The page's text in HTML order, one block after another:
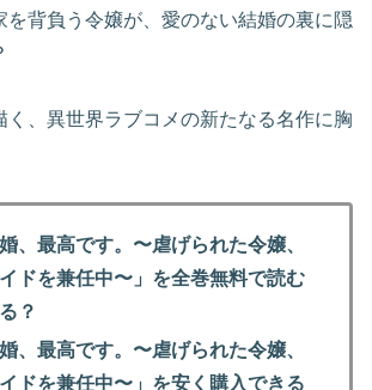
を背負う令嬢が、愛のない結婚の裏に隠
く、異世界ラブコメの新たなる名作に胸
婚、最高です。〜虐げられた令嬢、
ドを兼任中〜」を全巻無料で読む
？
婚、最高です。〜虐げられた令嬢、
ドを兼任中〜」を安く購入できる